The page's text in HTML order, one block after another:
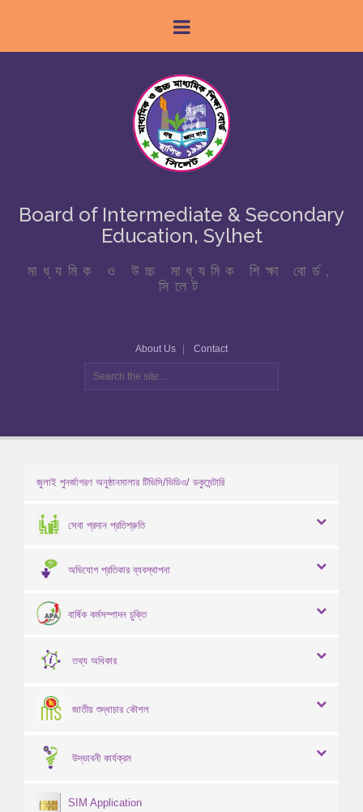
Board of Intermediate & Secondary
Education, Sylhet
মাধ্যমিক ও উচ্চ মাধ্যমিক শিক্ষা বোর্ড,
সিলেট
About Us Contact
জুলাই পুনর্জাগরণ অনুষ্ঠানমালার টিভিসি/ভিডিও/ ডকুমেন্টারি
সেবা প্রদান প্রতিশ্রুতি
অভিযোগ প্রতিকার ব্যবস্থাপনা
বার্ষিক কর্মসম্পাদন চুক্তি
তথ্য অধিকার
জাতীয় শুদ্ধাচার কৌশল
উদ্ভাবনী কার্যক্রম
SIM Application